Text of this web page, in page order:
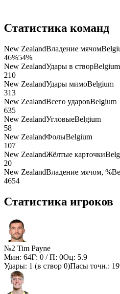
Статистика команд
New ZealandВладение мячом
46%54%
New ZealandУдары в створBelgium
210
New ZealandУдары мимоBelgium
313
New ZealandВсего ударовBelgium
635
New ZealandУгловыеBelgium
58
New ZealandФолыBelgium
107
New ZealandЖёлтые карточки
20
New ZealandВладение мячом, %
4654
Статистика игроков
№2 Tim Payne
Мин: 64Г: 0 / П: 0Оц: 5.9
Удары: 1 (в створ 0)Пасы точн.: